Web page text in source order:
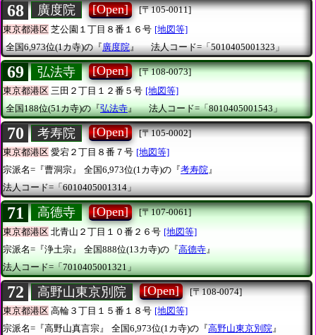
68 廣度院 [Open]
[〒105-0011]
東京都港区 芝公園１丁目８番１６号 [地図等]
全国6,973位(1カ寺)の『廣度院』 法人コード=「5010405001323」
69 弘法寺 [Open]
[〒108-0073]
東京都港区 三田２丁目１２番５号 [地図等]
全国188位(51カ寺)の『弘法寺』 法人コード=「8010405001543」
70 考寿院 [Open]
[〒105-0002]
東京都港区 愛宕２丁目８番７号 [地図等]
宗派名=『曹洞宗』
全国6,973位(1カ寺)の『考寿院』
法人コード=「6010405001314」
71 高德寺 [Open]
[〒107-0061]
東京都港区 北青山２丁目１０番２６号 [地図等]
宗派名=『浄土宗』
全国888位(13カ寺)の『高德寺 』
法人コード=「7010405001321」
72 高野山東京別院 [Open]
[〒108-0074]
東京都港区 高輪３丁目１５番１８号 [地図等]
宗派名=『高野山真言宗』
全国6,973位(1カ寺)の『高野山東京別院』